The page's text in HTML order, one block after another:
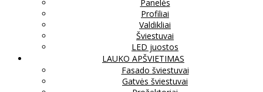
Panelės
Profiliai
Valdikliai
Šviestuvai
LED juostos
LAUKO APŠVIETIMAS
Fasado šviestuvai
Gatvės šviestuvai